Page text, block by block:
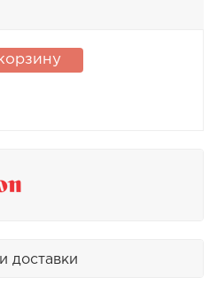
доставки